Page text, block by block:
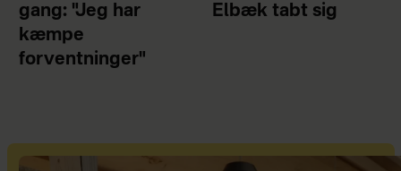
gang: "Jeg har
kæmpe
forventninger"
Elbæk tabt sig